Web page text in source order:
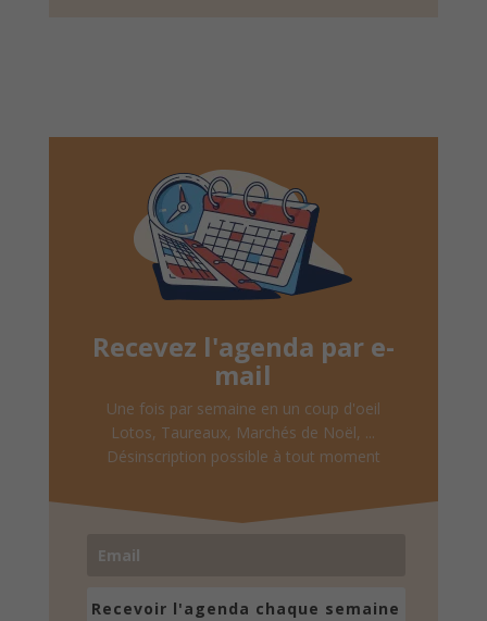
Recevez l'agenda par e-
mail
Une fois par semaine en un coup d'oeil
Lotos, Taureaux, Marchés de Noël, ...
Désinscription possible à tout moment
Recevoir l'agenda chaque semaine